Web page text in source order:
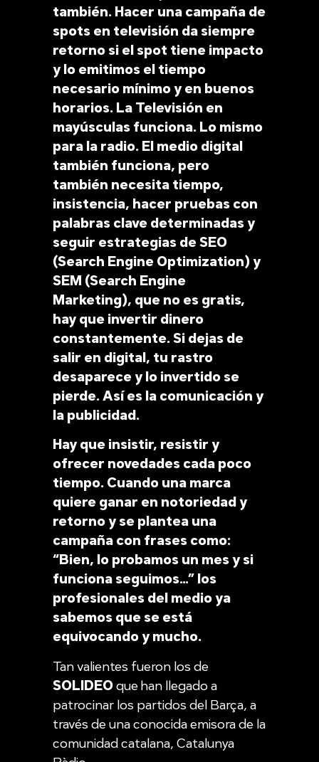
también. Hacer una campaña de
spots en televisión da siempre
retorno si el spot tiene impacto
y lo emitimos el tiempo
necesario mínimo y en buenos
horarios. La Televisión en
mayúsculas funciona. Lo mismo
para la radio. El medio digital
también funciona, pero
también necesita tiempo,
insistencia, hacer pruebas con
palabras clave determinadas y
seguir estrategias de SEO
(Search Engine Optimization) y
SEM (Search Engine
Marketing), que no es gratis,
hay que invertir dinero
constantemente. Si dejas de
salir en digital, tu rastro
desaparece y lo invertido se
pierde. Así es la comunicación y
la publicidad.
Hay que insistir, resistir y
ofrecer novedades cada poco
tiempo. Cuando una marca
quiere ganar en notoriedad y
retorno y se plantea una
campaña con frases como:
“Bien, lo probamos un mes y si
funciona seguimos…” los
profesionales del medio ya
sabemos que se está
equivocando y mucho.
Tan valientes fueron los de
SOLIDEOque han llegado a
patrocinar los partidos del Barça, a
través de una conocida emisora de la
comunidad catalana, Catalunya